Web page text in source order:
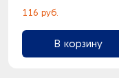
116 руб.
В корзину